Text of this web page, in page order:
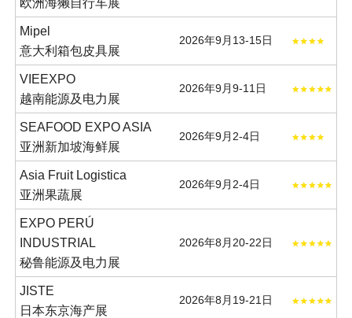
欧洲海獭自行车展
Mipel
意大利箱包皮具展
2026年9月13-15日
VIEEXPO
越南能源及电力展
2026年9月9-11日
SEAFOOD EXPO ASIA
亚洲新加坡海鲜展
2026年9月2-4日
Asia Fruit Logistica
亚洲果蔬展
2026年9月2-4日
EXPO PERÚ
INDUSTRIAL
秘鲁能源及电力展
2026年8月20-22日
JISTE
日本东京海产展
2026年8月19-21日